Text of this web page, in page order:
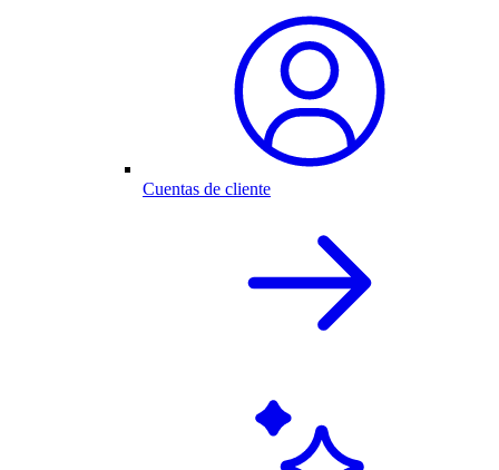
Cuentas de cliente